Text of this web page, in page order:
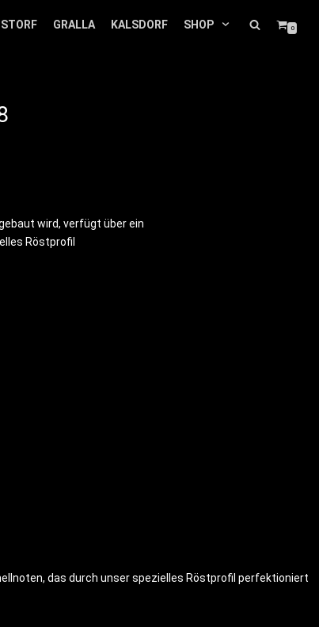
GRALLA KALSDORF SHOP 0
wird, verfügt über ein
Röstprofil
das durch unser spezielles Röstprofil perfektioniert